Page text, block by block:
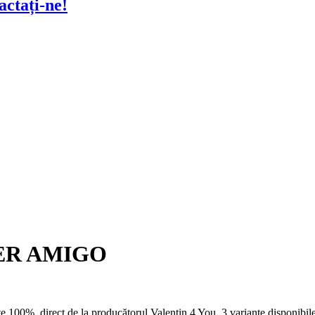
ne!
AMIGO
100%, direct de la producătorul Valentin 4 You. 3 variante